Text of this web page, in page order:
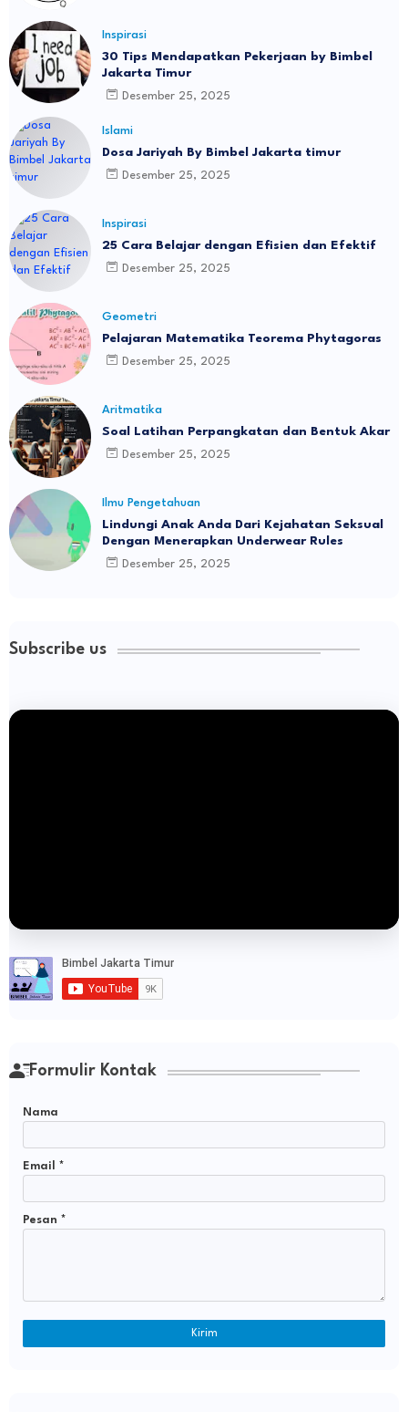
Inspirasi
30 Tips Mendapatkan Pekerjaan by Bimbel
Jakarta Timur
Desember 25, 2025
Islami
Dosa Jariyah By Bimbel Jakarta timur
Desember 25, 2025
Inspirasi
25 Cara Belajar dengan Efisien dan Efektif
Desember 25, 2025
Geometri
Pelajaran Matematika Teorema Phytagoras
Desember 25, 2025
Aritmatika
Soal Latihan Perpangkatan dan Bentuk Akar
Desember 25, 2025
Ilmu Pengetahuan
Lindungi Anak Anda Dari Kejahatan Seksual
Dengan Menerapkan Underwear Rules
Desember 25, 2025
Subscribe us
Formulir Kontak
Nama
Email *
Pesan *